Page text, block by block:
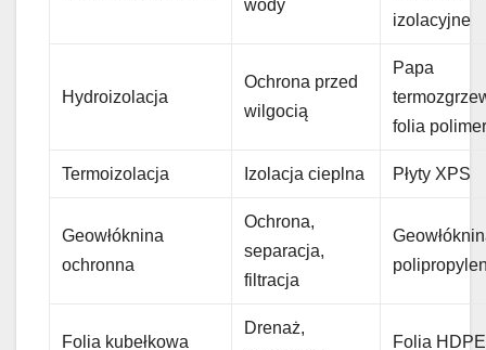
wody
izolacyjne
Hydroizolacja
Ochrona przed
wilgocią
Papa
folia
Termoizolacja Izolacja cieplna Płyty XPS
Geowłóknina
ochronna
Ochrona,
separacja,
filtracja
Folia kubełkowa
Drenaż,
Folia HDPE